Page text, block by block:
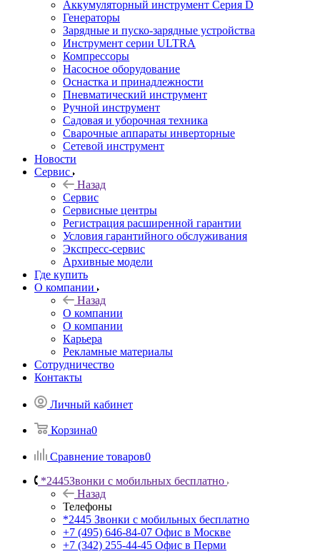
Аккумуляторный инструмент Серия D
Генераторы
Зарядные и пуско-зарядные устройства
Инструмент серии ULTRA
Компрессоры
Насосное оборудование
Оснастка и принадлежности
Пневматический инструмент
Ручной инструмент
Садовая и уборочная техника
Сварочные аппараты инверторные
Сетевой инструмент
Новости
Сервис
Назад
Сервис
Сервисные центры
Регистрация расширенной гарантии
Условия гарантийного обслуживания
Экспресс-сервис
Архивные модели
Где купить
О компании
Назад
О компании
О компании
Карьера
Рекламные материалы
Сотрудничество
Контакты
Личный кабинет
Корзина0
Сравнение товаров0
*2445Звонки с мобильных бесплатно
Назад
Телефоны
*2445 Звонки с мобильных бесплатно
+7 (495) 646-84-07 Офис в Москве
+7 (342) 255-44-45 Офис в Перми